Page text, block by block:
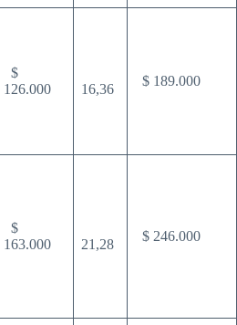
$
126.000
16,36
$ 189.000
$
163.000
21,28
$ 246.000